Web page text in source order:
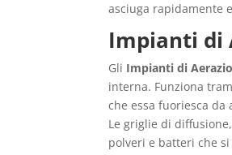
asciuga rapidamente
Impianti di
Gli Impianti di
interna. Funziona
che essa fuoriesca da
Le griglie di
polveri e batteri che